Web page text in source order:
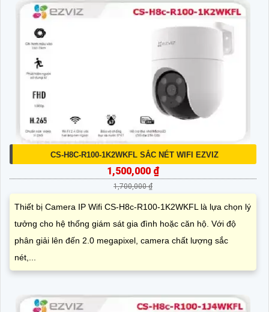
CS-H8C-R100-1K2WKFL SẮC NÉT WIFI EZVIZ
1,500,000 ₫
1,700,000 ₫
Thiết bị Camera IP Wifi CS-H8c-R100-1K2WKFL là lựa chọn lý
tưởng cho hệ thống giám sát gia đình hoặc căn hộ. Với độ
phân giải lên đến 2.0 megapixel, camera chất lượng sắc
nét,...